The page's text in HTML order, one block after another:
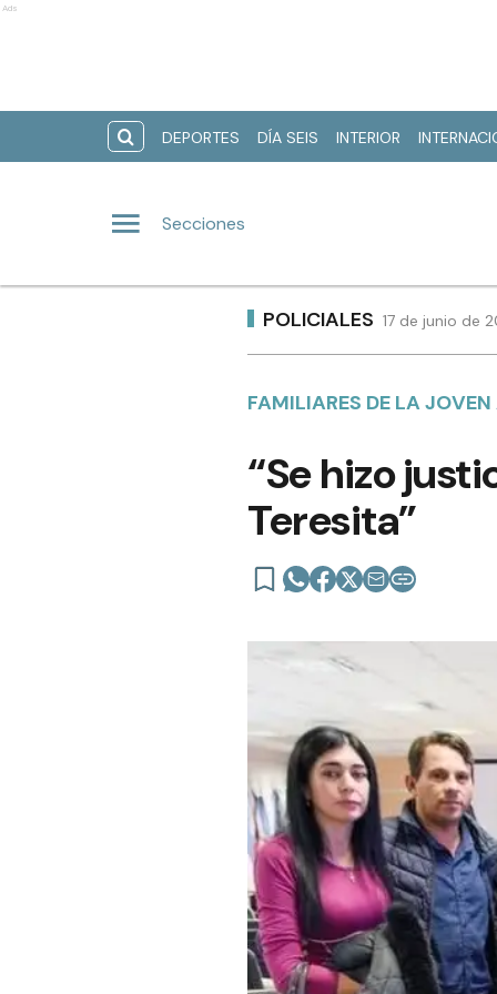
Ads
DEPORTES DÍA SEIS INTERIOR
Secciones
POLICIALES 17 de junio de
FAMILIARES DE LA
“Se hizo
Teresita”